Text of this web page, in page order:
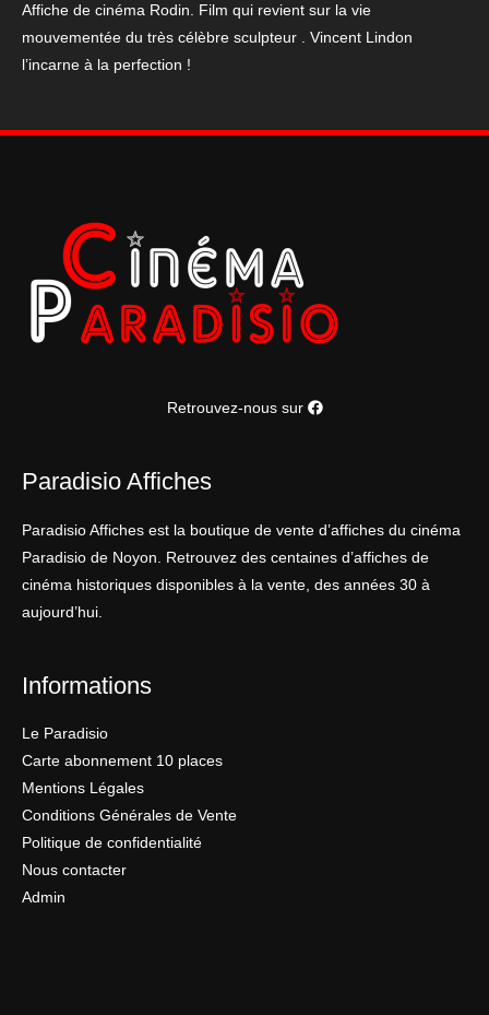
Affiche de cinéma Rodin. Film qui revient sur la vie
mouvementée du très célèbre sculpteur . Vincent Lindon
l’incarne à la perfection !
Retrouvez-nous sur
Paradisio Affiches
Paradisio Affiches est la boutique de vente d’affiches du cinéma
Paradisio de Noyon. Retrouvez des centaines d’affiches de
cinéma historiques disponibles à la vente, des années 30 à
aujourd’hui.
Informations
Le Paradisio
Carte abonnement 10 places
Mentions Légales
Conditions Générales de Vente
Politique de confidentialité
Nous contacter
Admin